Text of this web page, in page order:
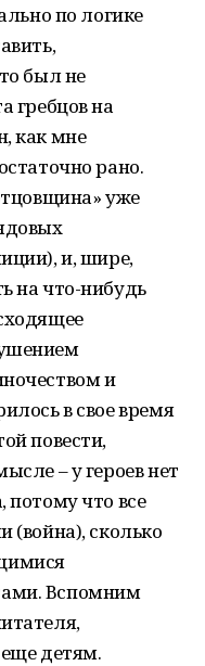
по логике
был не
гребцов на
как мне
рано.
уже
и, шире,
на что-нибудь
и
в свое время
повести,
– у героев нет
что все
(война), сколько
Вспомним
детям.